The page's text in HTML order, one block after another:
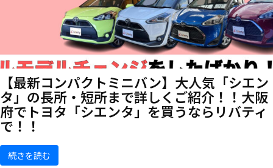
【最新コンパクトミニバン】大人気「シエン
タ」の長所・短所まで詳しくご紹介！！大阪
府でトヨタ「シエンタ」を買うならリバティ
で！！
続きを読む